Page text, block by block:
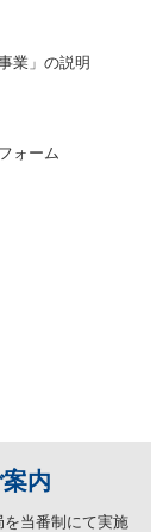
業」の説明
ォーム
案内
を当番制にて実施